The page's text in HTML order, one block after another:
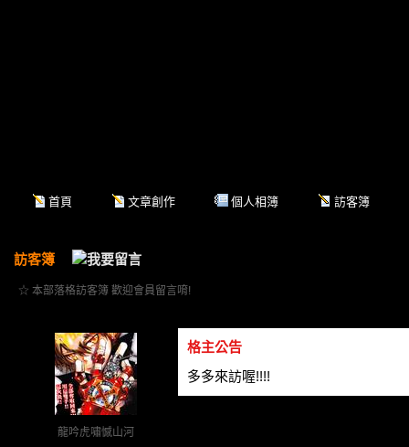
首頁 文章創作 個人相簿 訪客簿
訪客簿
☆ 本部落格訪客簿 歡迎會員留言唷!
龍吟虎嘯憾山河
格主公告
多多來訪喔!!!!